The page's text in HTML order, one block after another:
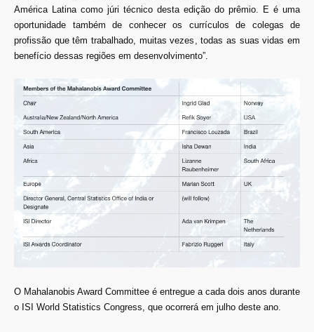
América Latina como júri técnico desta edição do prêmio. E é uma
oportunidade também de conhecer os currículos de colegas de
profissão que têm trabalhado, muitas vezes, todas as suas vidas em
benefício dessas regiões em desenvolvimento”.
O Mahalanobis Award Committee é entregue a cada dois anos durante
o ISI World Statistics Congress, que ocorrerá em julho deste ano.